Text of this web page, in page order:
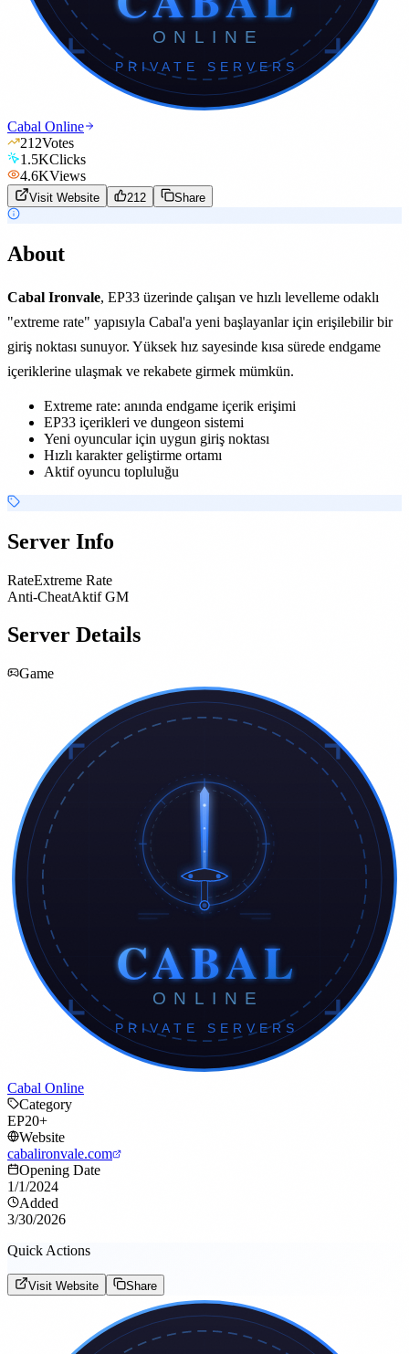
Cabal Online
212Votes
1.5KClicks
4.6KViews
Visit Website 212 Share
About
Cabal Ironvale, EP33 üzerinde çalışan ve hızlı levelleme odaklı
"extreme rate" yapısıyla Cabal'a yeni başlayanlar için erişilebilir bir
giriş noktası sunuyor. Yüksek hız sayesinde kısa sürede endgame
içeriklerine ulaşmak ve rekabete girmek mümkün.
Extreme rate: anında endgame içerik erişimi
EP33 içerikleri ve dungeon sistemi
Yeni oyuncular için uygun giriş noktası
Hızlı karakter geliştirme ortamı
Aktif oyuncu topluluğu
Server Info
RateExtreme Rate
Anti-CheatAktif GM
Server Details
Game
Cabal Online
Category
EP20+
Website
cabalironvale.com
Opening Date
1/1/2024
Added
3/30/2026
Quick Actions
Visit Website Share